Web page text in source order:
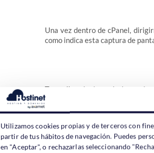
Una vez dentro de cPanel,
como indica esta captura de
Tras ello, elegimos la base
hacemos click sobre ella, para
la pantalla).
Utilizamos cookies propias y de terceros con
partir de tus hábitos de navegación. Puedes
en "Aceptar", o rechazarlas seleccionando